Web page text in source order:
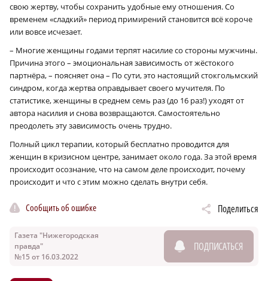
свою жертву, чтобы сохранить удобные ему отношения. Со
временем «сладкий» период примирений становится всё короче
или вовсе исчезает.
– Многие женщины годами терпят насилие со стороны мужчины.
Причина этого – эмоциональная зависимость от жёстокого
партнёра, – поясняет она – По сути, это настоящий стокгольмский
синдром, когда жертва оправдывает своего мучителя. По
статистике, женщины в среднем семь раз (до 16 раз!) уходят от
автора насилия и снова возвращаются. Самостоятельно
преодолеть эту зависимость очень трудно.
Полный цикл терапии, который бесплатно проводится для
женщин в кризисном центре, занимает около года. За этой время
происходит осознание, что на самом деле происходит, почему
происходит и что с этим можно сделать внутри себя.
Сообщить об ошибке Поделиться
Газета "Нижегородская
правда"
№15 от 16.03.2022
ПОДПИСАТЬСЯ